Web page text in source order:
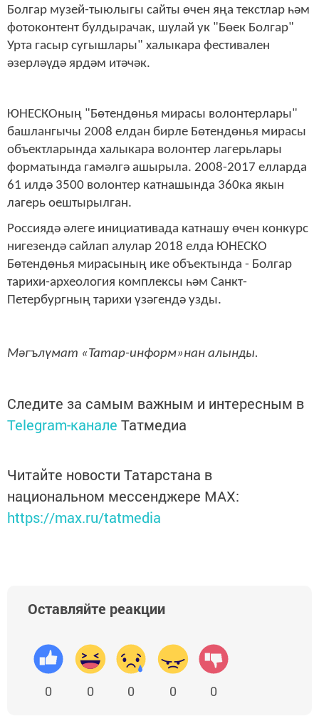
Болгар музей-тыюлыгы сайты өчен яңа текстлар һәм
фотоконтент булдырачак, шулай ук "Бөек Болгар"
Урта гасыр сугышлары" халыкара фестивален
әзерләүдә ярдәм итәчәк.
ЮНЕСКОның "Бөтендөнья мирасы волонтерлары"
башлангычы 2008 елдан бирле Бөтендөнья мирасы
объектларында халыкара волонтер лагерьлары
форматында гамәлгә ашырыла. 2008-2017 елларда
61 илдә 3500 волонтер катнашында 360ка якын
лагерь оештырылган.
Россиядә әлеге инициативада катнашу өчен конкурс
нигезендә сайлап алулар 2018 елда ЮНЕСКО
Бөтендөнья мирасының ике объектында - Болгар
тарихи-археология комплексы һәм Санкт-
Петербургның тарихи үзәгендә узды.
Мәгълүмат «Татар-информ»нан алынды.
Следите за самым важным и интересным в
Telegram-канале Татмедиа
Читайте новости Татарстана в
национальном мессенджере MАХ:
https://max.ru/tatmedia
Оставляйте реакции
0 0 0 0 0